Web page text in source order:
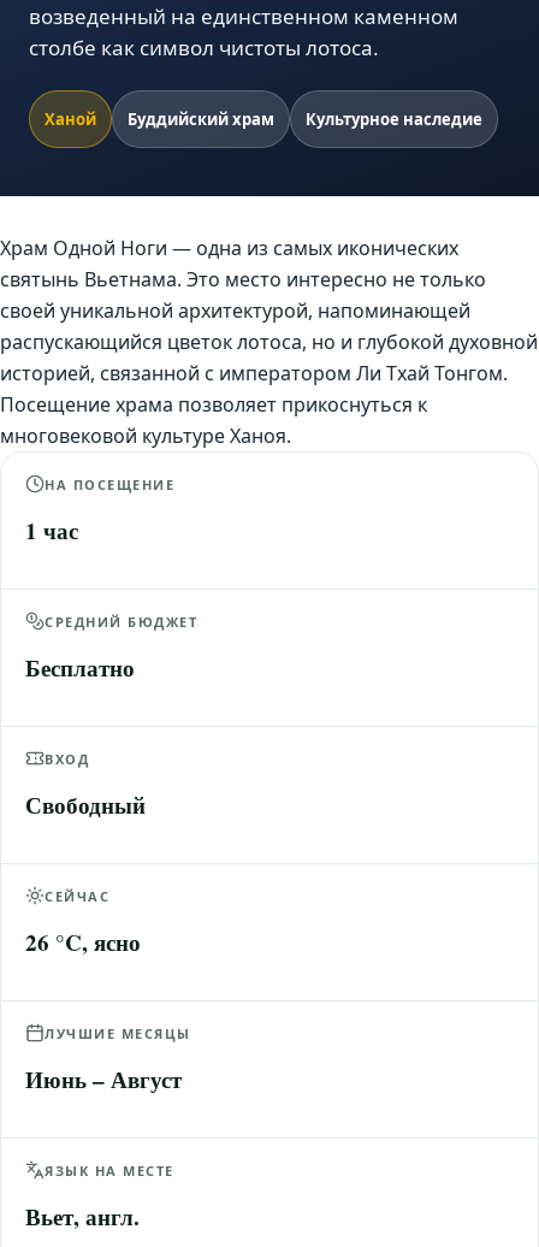
возведенный на единственном каменном
столбе как символ чистоты лотоса.
Ханой Буддийский храм Культурное наследие
Храм Одной Ноги — одна из самых иконических
святынь Вьетнама. Это место интересно не только
своей уникальной архитектурой, напоминающей
распускающийся цветок лотоса, но и глубокой духовной
историей, связанной с императором Ли Тхай Тонгом.
Посещение храма позволяет прикоснуться к
многовековой культуре Ханоя.
НА ПОСЕЩЕНИЕ
1 час
СРЕДНИЙ БЮДЖЕТ
Бесплатно
ВХОД
Свободный
СЕЙЧАС
26 °C, ясно
ЛУЧШИЕ МЕСЯЦЫ
Июнь – Август
ЯЗЫК НА МЕСТЕ
Вьет, англ.